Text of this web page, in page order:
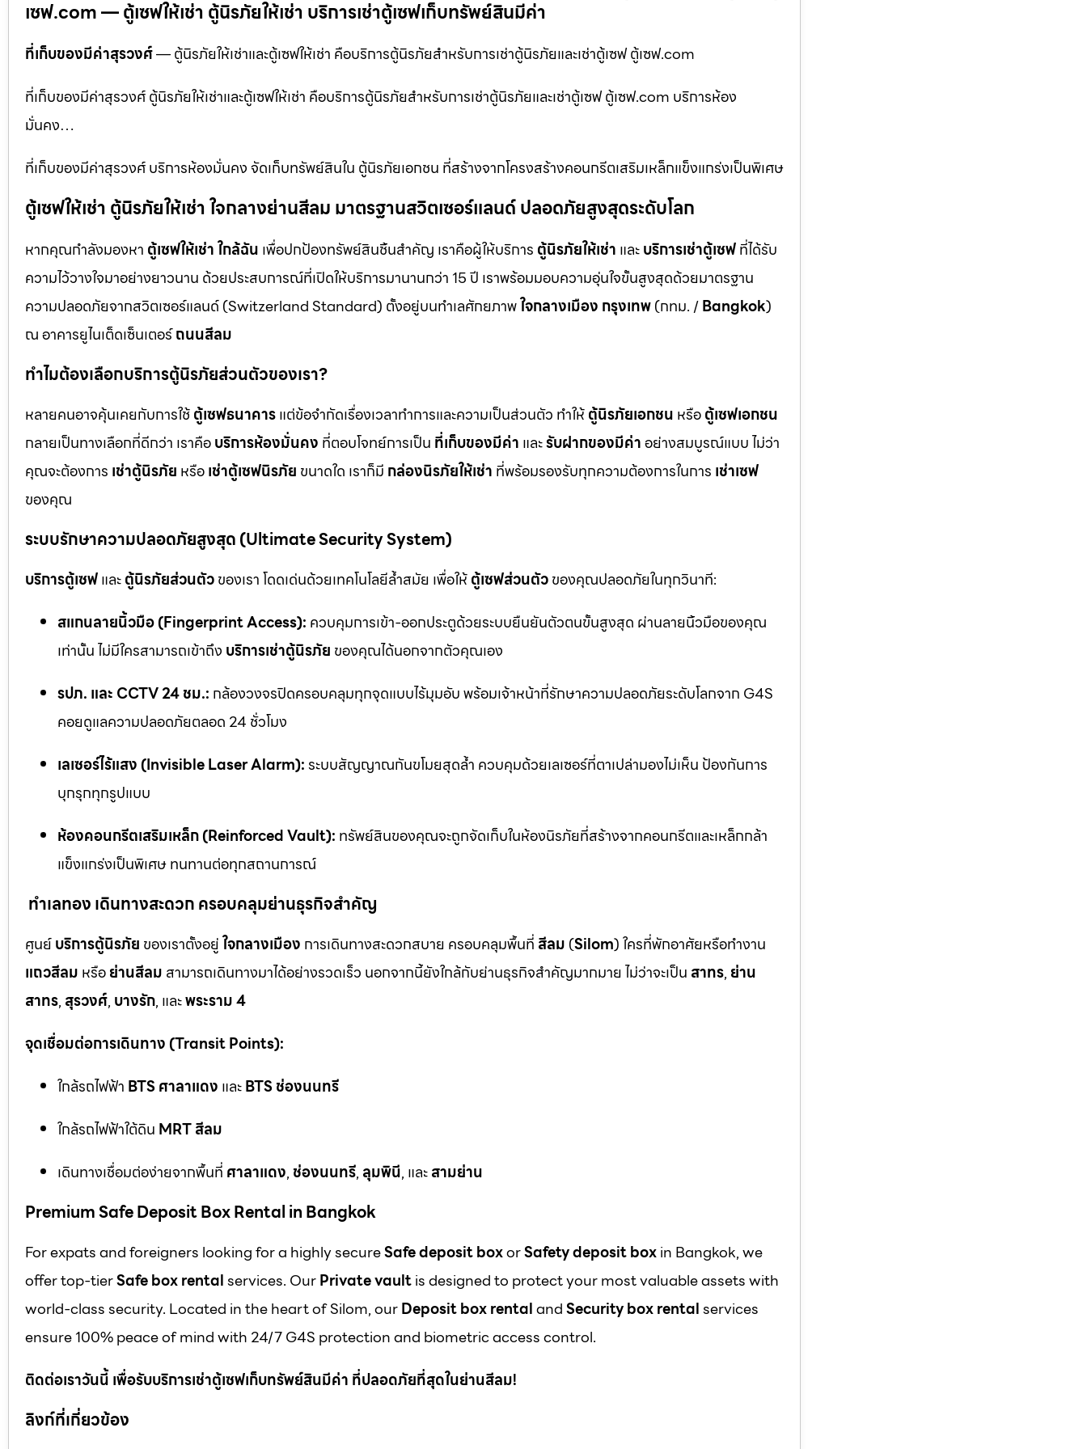
เซฟ.com — ตู้เซฟให้เช่า ตู้นิรภัยให้เช่า บริการเช่าตู้เซฟเก็บทรัพย์สินมีค่า
ที่เก็บของมีค่าสุรวงศ์— ตู้นิรภัยให้เช่าและตู้เซฟให้เช่า คือบริการตู้นิรภัยสำหรับการเช่าตู้นิรภัยและเช่าตู้เซฟ ตู้เซฟ.com
ที่เก็บของมีค่าสุรวงศ์ ตู้นิรภัยให้เช่าและตู้เซฟให้เช่า คือบริการตู้นิรภัยสำหรับการเช่าตู้นิรภัยและเช่าตู้เซฟ ตู้เซฟ.com บริการห้อง
มั่นคง…
ที่เก็บของมีค่าสุรวงศ์ บริการห้องมั่นคง จัดเก็บทรัพย์สินใน ตู้นิรภัยเอกชน ที่สร้างจากโครงสร้างคอนกรีตเสริมเหล็กแข็งแกร่งเป็นพิเศษ
ตู้เซฟให้เช่า ตู้นิรภัยให้เช่า ใจกลางย่านสีลม มาตรฐานสวิตเซอร์แลนด์ ปลอดภัยสูงสุดระดับโลก
หากคุณกำลังมองหา ตู้เซฟให้เช่า ใกล้ฉัน เพื่อปกป้องทรัพย์สินชิ้นสำคัญ เราคือผู้ให้บริการ ตู้นิรภัยให้เช่า และบริการเช่าตู้เซฟที่ได้รับ
ความไว้วางใจมาอย่างยาวนาน ด้วยประสบการณ์ที่เปิดให้บริการมานานกว่า 15 ปี เราพร้อมมอบความอุ่นใจขั้นสูงสุดด้วยมาตรฐาน
ความปลอดภัยจากสวิตเซอร์แลนด์ (Switzerland Standard) ตั้งอยู่บนทำเลศักยภาพใจกลางเมือง กรุงเทพ(กทม. /Bangkok)
ณ อาคารยูไนเต็ดเซ็นเตอร์ถนนสีลม
ทำไมต้องเลือกบริการตู้นิรภัยส่วนตัวของเรา?
หลายคนอาจคุ้นเคยกับการใช้ตู้เซฟธนาคารแต่ข้อจำกัดเรื่องเวลาทำการและความเป็นส่วนตัว ทำให้ตู้นิรภัยเอกชน หรือตู้เซฟเอกชน
กลายเป็นทางเลือกที่ดีกว่า เราคือบริการห้องมั่นคง ที่ตอบโจทย์การเป็น ที่เก็บของมีค่า และรับฝากของมีค่าอย่างสมบูรณ์แบบ ไม่ว่า
คุณจะต้องการ เช่าตู้นิรภัย หรือเช่าตู้เซฟนิรภัย ขนาดใด เราก็มี กล่องนิรภัยให้เช่า ที่พร้อมรองรับทุกความต้องการในการ เช่าเซฟ
ของคุณ
ระบบรักษาความปลอดภัยสูงสุด (Ultimate Security System)
บริการตู้เซฟและตู้นิรภัยส่วนตัวของเรา โดดเด่นด้วยเทคโนโลยีล้ำสมัย เพื่อให้ตู้เซฟส่วนตัวของคุณปลอดภัยในทุกวินาที:
สแกนลายนิ้วมือ (Fingerprint Access): ควบคุมการเข้า-ออกประตูด้วยระบบยืนยันตัวตนขั้นสูงสุด ผ่านลายนิ้วมือของคุณ
เท่านั้น ไม่มีใครสามารถเข้าถึง บริการเช่าตู้นิรภัย ของคุณได้นอกจากตัวคุณเอง
รปภ. และ CCTV 24 ชม.: กล้องวงจรปิดครอบคลุมทุกจุดแบบไร้มุมอับ พร้อมเจ้าหน้าที่รักษาความปลอดภัยระดับโลกจาก G4S
คอยดูแลความปลอดภัยตลอด 24 ชั่วโมง
เลเซอร์ไร้แสง (Invisible Laser Alarm):ระบบสัญญาณกันขโมยสุดล้ำ ควบคุมด้วยเลเซอร์ที่ตาเปล่ามองไม่เห็น ป้องกันการ
บุกรุกทุกรูปแบบ
ห้องคอนกรีตเสริมเหล็ก (Reinforced Vault): ทรัพย์สินของคุณจะถูกจัดเก็บในห้องนิรภัยที่สร้างจากคอนกรีตและเหล็กกล้า
แข็งแกร่งเป็นพิเศษ ทนทานต่อทุกสถานการณ์
ทำเลทอง เดินทางสะดวก ครอบคลุมย่านธุรกิจสำคัญ
ศูนย์บริการตู้นิรภัย ของเราตั้งอยู่ใจกลางเมือง การเดินทางสะดวกสบาย ครอบคลุมพื้นที่ สีลม (Silom) ใครที่พักอาศัยหรือทำงาน
แถวสีลม หรือย่านสีลม สามารถเดินทางมาได้อย่างรวดเร็ว นอกจากนี้ยังใกล้กับย่านธุรกิจสำคัญมากมาย ไม่ว่าจะเป็น สาทร, ย่าน
สาทร, สุรวงศ์, บางรัก, และพระราม 4
จุดเชื่อมต่อการเดินทาง (Transit Points):
ใกล้รถไฟฟ้า BTS ศาลาแดง และBTS ช่องนนทรี
ใกล้รถไฟฟ้าใต้ดิน MRT สีลม
เดินทางเชื่อมต่อง่ายจากพื้นที่ ศาลาแดง, ช่องนนทรี, ลุมพินี, และสามย่าน
Premium Safe Deposit Box Rental in Bangkok
For expats and foreigners looking for a highly secureSafe deposit boxorSafety deposit boxin Bangkok, we
offer top-tierSafe box rentalservices. OurPrivate vaultis designed to protect your most valuable assets with
world-class security. Located in the heart of Silom, ourDeposit box rentalandSecurity box rentalservices
ensure 100% peace of mind with 24/7 G4S protection and biometric access control.
ติดต่อเราวันนี้ เพื่อรับบริการเช่าตู้เซฟเก็บทรัพย์สินมีค่า ที่ปลอดภัยที่สุดในย่านสีลม!
ลิงก์ที่เกี่ยวข้อง